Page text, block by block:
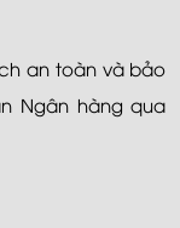
an toàn và bảo
Ngân hàng qua